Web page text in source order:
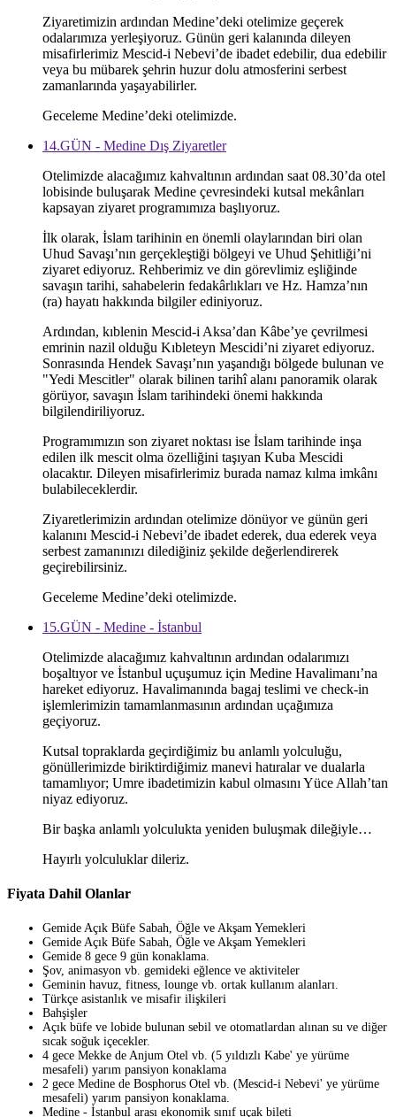
Ziyaretimizin ardından Medine’deki otelimize geçerek
odalarımıza yerleşiyoruz. Günün geri kalanında dileyen
misafirlerimiz Mescid-i Nebevi’de ibadet edebilir, dua edebilir
veya bu mübarek şehrin huzur dolu atmosferini serbest
zamanlarında yaşayabilirler.
Geceleme Medine’deki otelimizde.
14.GÜN - Medine Dış Ziyaretler
Otelimizde alacağımız kahvaltının ardından saat 08.30’da otel
lobisinde buluşarak Medine çevresindeki kutsal mekânları
kapsayan ziyaret programımıza başlıyoruz.
İlk olarak, İslam tarihinin en önemli olaylarından biri olan
Uhud Savaşı’nın gerçekleştiği bölgeyi ve Uhud Şehitliği’ni
ziyaret ediyoruz. Rehberimiz ve din görevlimiz eşliğinde
savaşın tarihi, sahabelerin fedakârlıkları ve Hz. Hamza’nın
(ra) hayatı hakkında bilgiler ediniyoruz.
Ardından, kıblenin Mescid-i Aksa’dan Kâbe’ye çevrilmesi
emrinin nazil olduğu Kıbleteyn Mescidi’ni ziyaret ediyoruz.
Sonrasında Hendek Savaşı’nın yaşandığı bölgede bulunan ve
"Yedi Mescitler" olarak bilinen tarihî alanı panoramik olarak
görüyor, savaşın İslam tarihindeki önemi hakkında
bilgilendiriliyoruz.
Programımızın son ziyaret noktası ise İslam tarihinde inşa
edilen ilk mescit olma özelliğini taşıyan Kuba Mescidi
olacaktır. Dileyen misafirlerimiz burada namaz kılma imkânı
bulabileceklerdir.
Ziyaretlerimizin ardından otelimize dönüyor ve günün geri
kalanını Mescid-i Nebevi’de ibadet ederek, dua ederek veya
serbest zamanınızı dilediğiniz şekilde değerlendirerek
geçirebilirsiniz.
Geceleme Medine’deki otelimizde.
15.GÜN - Medine - İstanbul
Otelimizde alacağımız kahvaltının ardından odalarımızı
boşaltıyor ve İstanbul uçuşumuz için Medine Havalimanı’na
hareket ediyoruz. Havalimanında bagaj teslimi ve check-in
işlemlerimizin tamamlanmasının ardından uçağımıza
geçiyoruz.
Kutsal topraklarda geçirdiğimiz bu anlamlı yolculuğu,
gönüllerimizde biriktirdiğimiz manevi hatıralar ve dualarla
tamamlıyor; Umre ibadetimizin kabul olmasını Yüce Allah’tan
niyaz ediyoruz.
Bir başka anlamlı yolculukta yeniden buluşmak dileğiyle…
Hayırlı yolculuklar dileriz.
Fiyata Dahil Olanlar
Gemide Açık Büfe Sabah, Öğle ve Akşam Yemekleri
Gemide Açık Büfe Sabah, Öğle ve Akşam Yemekleri
Gemide 8 gece 9 gün konaklama.
Şov, animasyon vb. gemideki eğlence ve aktiviteler
Geminin havuz, fitness, lounge vb. ortak kullanım alanları.
Türkçe asistanlık ve misafir ilişkileri
Bahşişler
Açık büfe ve lobide bulunan sebil ve otomatlardan alınan su ve diğer
sıcak soğuk içecekler.
4 gece Mekke de Anjum Otel vb. (5 yıldızlı Kabe' ye yürüme
mesafeli) yarım pansiyon konaklama
2 gece Medine de Bosphorus Otel vb. (Mescid-i Nebevi' ye yürüme
mesafeli) yarım pansiyon konaklama.
Medine - İstanbul arası ekonomik sınıf uçak bileti